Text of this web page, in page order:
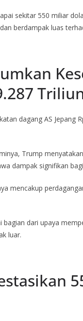
sekitar 550 miliar
berdampak luas
dagang AS Jepang
Trump
dampak signifikan
mencakup
bagian dari upaya
luar.